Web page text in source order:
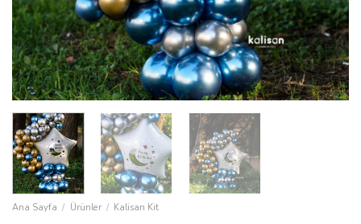
Ana Sayfa / Ürünler / Kalisan Kit